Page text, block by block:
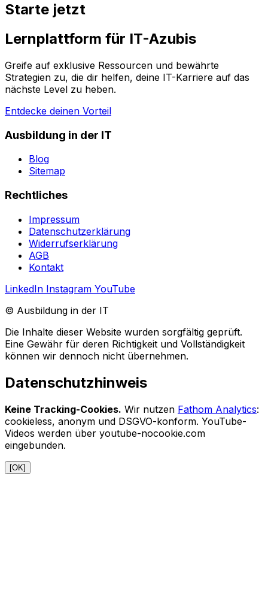
Starte jetzt
Lernplattform für IT-Azubis
Greife auf exklusive Ressourcen und bewährte
Strategien zu, die dir helfen, deine IT-Karriere auf das
nächste Level zu heben.
Entdecke deinen Vorteil
Ausbildung in der IT
Blog
Sitemap
Rechtliches
Impressum
Datenschutzerklärung
Widerrufserklärung
AGB
Kontakt
LinkedIn Instagram YouTube
© Ausbildung in der IT
Die Inhalte dieser Website wurden sorgfältig geprüft.
Eine Gewähr für deren Richtigkeit und Vollständigkeit
können wir dennoch nicht übernehmen.
Datenschutzhinweis
Keine Tracking-Cookies. Wir nutzen Fathom Analytics:
cookieless, anonym und DSGVO-konform. YouTube-
Videos werden über youtube-nocookie.com
eingebunden.
[OK]